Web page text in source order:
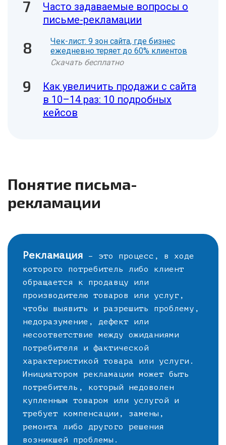
Часто задаваемые вопросы о
письме-рекламации
Чек-лист: 9 зон сайта, где бизнес
ежедневно теряет до 60% клиентов
Скачать бесплатно
Как увеличить продажи с сайта
в 10–14 раз: 10 подробных
кейсов
Понятие письма-
рекламации
Рекламация – это процесс, в ходе
которого потребитель либо клиент
обращается к продавцу или
производителю товаров или услуг,
чтобы выявить и разрешить проблему,
недоразумение, дефект или
несоответствие между ожиданиями
потребителя и фактической
характеристикой товара или услуги.
Инициатором рекламации может быть
потребитель, который недоволен
купленным товаром или услугой и
требует компенсации, замены,
ремонта либо другого решения
возникшей проблемы.